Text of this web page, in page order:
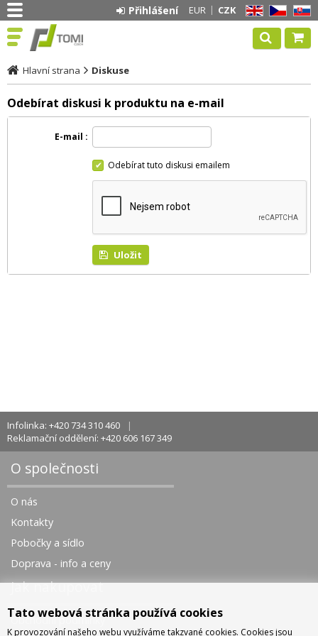
EN CZ SK
EUR CZK
Přihlášení
Hlavní strana Diskuse
Odebírat diskusi k produktu na e-mail
E-mail
Odebírat tuto diskusi emailem
Uložit
Infolinka: +420 734 310 460
Reklamační oddělení: +420 606 167 349
O společnosti
O nás
Kontakty
Pobočky a sídlo
Doprava - info a ceny
Jak nakupovat
Obchodní podmínky
Tato webová stránka používá cookies
K provozování našeho webu využíváme takzvané cookies. Cookies jsou